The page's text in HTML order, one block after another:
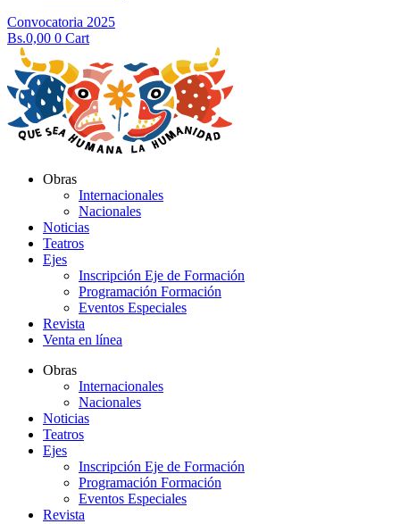
Convocatoria 2025
Bs.0,00 0 Cart
Obras
Internacionales
Nacionales
Noticias
Teatros
Ejes
Inscripción Eje de Formación
Programación Formación
Eventos Especiales
Revista
Venta en línea
Obras
Internacionales
Nacionales
Noticias
Teatros
Ejes
Inscripción Eje de Formación
Programación Formación
Eventos Especiales
Revista